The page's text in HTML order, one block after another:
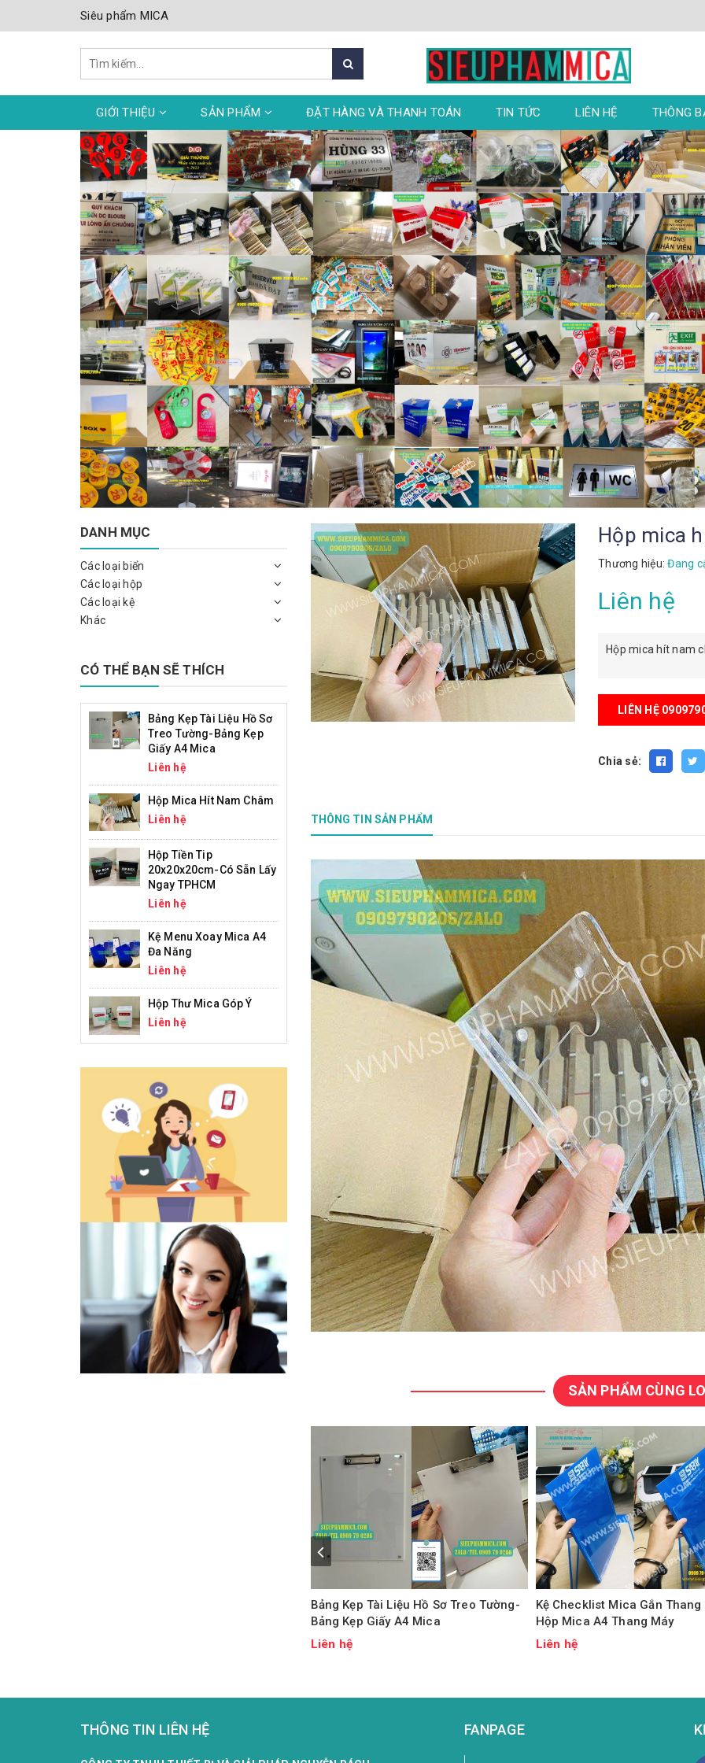
Siêu phẩm MICA
GIỚI THIỆU SẢN PHẨM ĐẶT HÀNG VÀ THANH TOÁN TIN TỨC LIÊN HỆ THÔNG
Hộp mica
Thương hiệu: Đang
Liên hệ
Hộp mica hít nam
LIÊN HỆ
Chia sẻ:
THÔNG TIN SẢN PHẨM
SẢN PHẨM CÙNG
Bảng Kẹp Tài Liệu Hồ Sơ Treo Tường-
Bảng Kẹp Giấy A4 Mica
Liên hệ
Kệ Checklist Mica Gắn Thang
Hộp Mica A4 Thang Máy
Liên hệ
DANH MỤC
Các loại biển
Các loại hộp
Các loại kệ
Khác
CÓ THỂ BẠN SẼ THÍCH
Bảng Kẹp Tài Liệu Hồ Sơ
Treo Tường-Bảng Kẹp
Giấy A4 Mica
Liên hệ
Hộp Mica Hít Nam Châm
Liên hệ
Hộp Tiền Tip
20x20x20cm-Có Sẵn Lấy
Ngay TPHCM
Liên hệ
Kệ Menu Xoay Mica A4
Đa Năng
Liên hệ
Hộp Thư Mica Góp Ý
Liên hệ
THÔNG TIN LIÊN HỆ FANPAGE